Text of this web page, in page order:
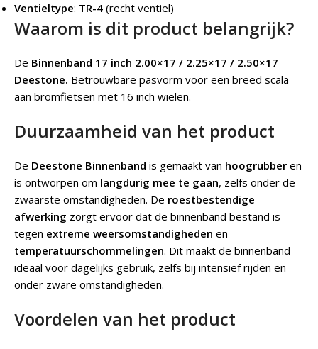
Ventieltype: TR-4 (recht ventiel)
Waarom is dit product belangrijk?
De Binnenband 17 inch 2.00×17 / 2.25×17 / 2.50×17
Deestone. Betrouwbare pasvorm voor een breed scala
aan bromfietsen met 16 inch wielen.
Duurzaamheid van het product
De Deestone Binnenband is gemaakt van hoogrubber en
is ontworpen om langdurig mee te gaan, zelfs onder de
zwaarste omstandigheden. De roestbestendige
afwerking zorgt ervoor dat de binnenband bestand is
tegen extreme weersomstandigheden en
temperatuurschommelingen. Dit maakt de binnenband
ideaal voor dagelijks gebruik, zelfs bij intensief rijden en
onder zware omstandigheden.
Voordelen van het product